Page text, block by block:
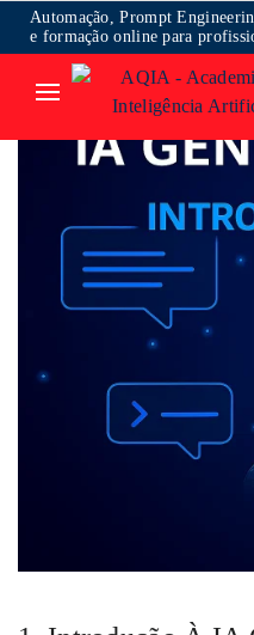
Automação, Prompt
e formação online para